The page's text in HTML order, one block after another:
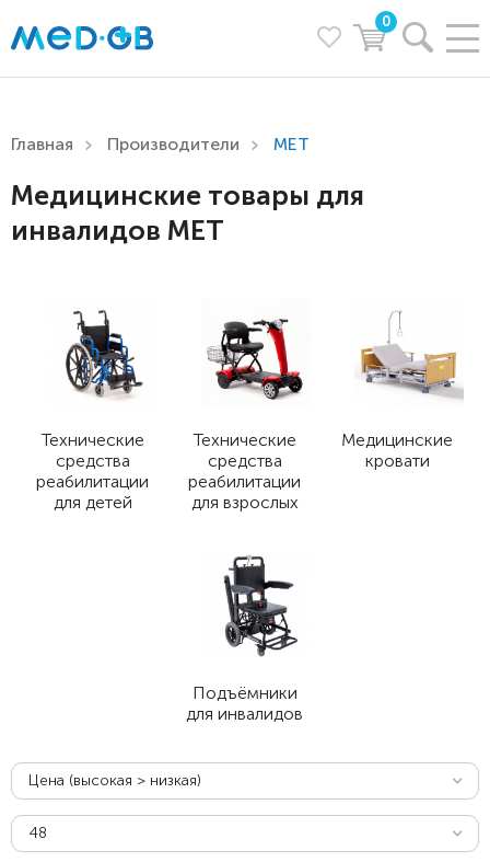
0
Главная Производители MET
Медицинские товары для
инвалидов MET
Технические
средства
реабилитации
для детей
Технические
средства
реабилитации
для взрослых
Медицинские
кровати
Подъёмники
для инвалидов
Цена (высокая > низкая)
48